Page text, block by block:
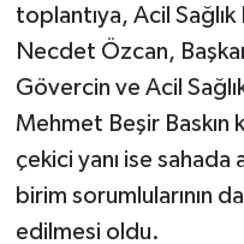
toplantıya, Acil
Necdet Özcan,
Gövercin ve Acil
Mehmet Beşir Baskın
çekici yanı ise
birim sorumlularının
edilmesi oldu.